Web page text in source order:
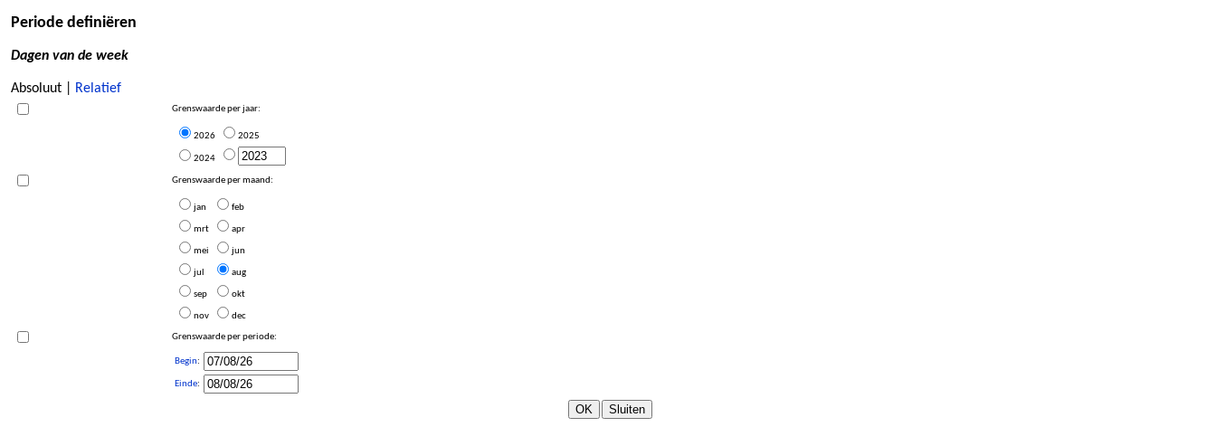
Periode definiëren
Dagen van de week
Absoluut | Relatief
Grenswaarde per jaar:
2026 2025
2024
Grenswaarde per maand:
jan feb
mrt apr
mei jun
jul aug
sep okt
nov dec
Grenswaarde per periode:
Begin:
Einde: